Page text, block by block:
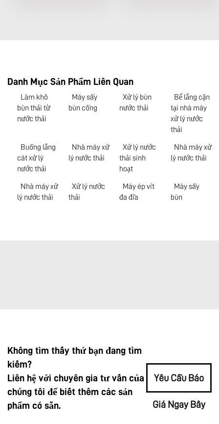
Danh Mục Sản Phẩm Liên Quan
Làm khô
bùn thải từ
nước thải
Máy sấy
bùn cống
Xử lý bùn
nước thải
Bể lắng cặn
tại nhà máy
xử lý nước
thải
Buồng lắng
cát xử lý
nước thải
Nhà máy xử
lý nước thải
Xử lý nước
thải sinh
hoạt
Nhà máy xử
lý nước thải
Nhà máy xử
lý nước thải
Xử lý nước
thải
Máy ép vít
đa đĩa
Máy sấy
bùn
Không tìm thấy thứ bạn đang tìm
kiếm?
Liên hệ với chuyên gia tư vấn của
chúng tôi để biết thêm các sản
phẩm có sẵn.
Yêu Cầu Báo
Giá Ngay Bây